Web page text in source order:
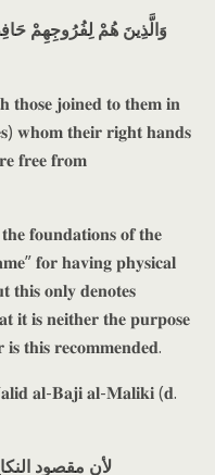
وَالَّذِينَ هُمْ لِفُرُوجِهِمْ
𝐭𝐡𝐨𝐬𝐞 𝐣𝐨𝐢𝐧𝐞𝐝 𝐭𝐨 𝐭𝐡𝐞𝐦 𝐢𝐧
𝐰𝐡𝐨𝐦 𝐭𝐡𝐞𝐢𝐫 𝐫𝐢𝐠𝐡𝐭 𝐡𝐚𝐧𝐝𝐬
𝐟𝐫𝐞𝐞 𝐟𝐫𝐨𝐦
𝐟𝐨𝐮𝐧𝐝𝐚𝐭𝐢𝐨𝐧𝐬 𝐨𝐟 𝐭𝐡𝐞
𝐟𝐨𝐫 𝐡𝐚𝐯𝐢𝐧𝐠 𝐩𝐡𝐲𝐬𝐢𝐜𝐚𝐥
𝐨𝐧𝐥𝐲 𝐝𝐞𝐧𝐨𝐭𝐞𝐬
𝐢𝐭 𝐢𝐬 𝐧𝐞𝐢𝐭𝐡𝐞𝐫 𝐭𝐡𝐞 𝐩𝐮𝐫𝐩𝐨𝐬𝐞
𝐢𝐬 𝐭𝐡𝐢𝐬 𝐫𝐞𝐜𝐨𝐦𝐦𝐞𝐧𝐝𝐞𝐝.
𝐚𝐥-𝐁𝐚𝐣𝐢 𝐚𝐥-𝐌𝐚𝐥𝐢𝐤𝐢 (𝐝.
لأن مقصود